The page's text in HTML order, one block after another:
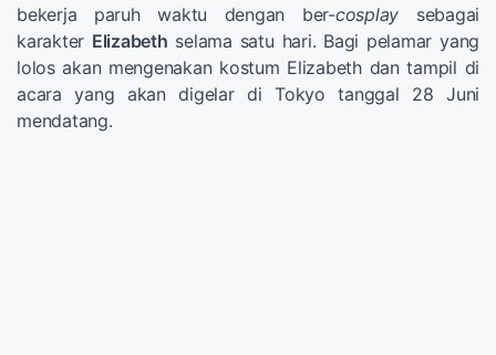
bekerja paruh waktu dengan ber-cosplay sebagai
karakter Elizabeth selama satu hari. Bagi pelamar yang
lolos akan mengenakan kostum Elizabeth dan tampil di
acara yang akan digelar di Tokyo tanggal 28 Juni
mendatang.